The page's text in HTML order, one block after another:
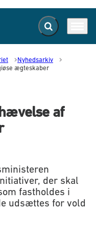
Fold søgefelt ud
Nyhedsarkiv
ægteskaber
af
der skal
fastholdes i
udsættes for vold